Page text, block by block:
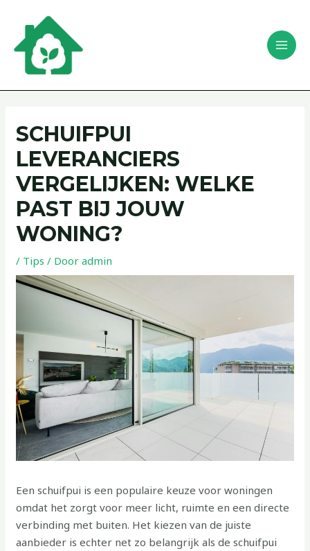
inhoud
Zoeken
SCHUIFPUI
LEVERANCIERS
VERGELIJKEN: WELKE
PAST BIJ JOUW
WONING?
/ Tips / Dooradmin
Een schuifpui is een populaire keuze voor woningen
omdat het zorgt voor meer licht, ruimte en een directe
verbinding met buiten. Het kiezen van de juiste
aanbieder is echter net zo belangrijk als de schuifpui
navigatie